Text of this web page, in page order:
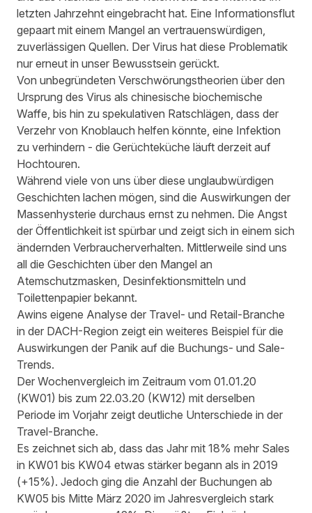
letzten Jahrzehnt eingebracht hat. Eine Informationsflut
gepaart mit einem Mangel an vertrauenswürdigen,
zuverlässigen Quellen. Der Virus hat diese Problematik
nur erneut in unser Bewusstsein gerückt.
Von unbegründeten Verschwörungstheorien über den
Ursprung des Virus als chinesische biochemische
Waffe, bis hin zu spekulativen Ratschlägen, dass der
Verzehr von Knoblauch helfen könnte, eine Infektion
zu verhindern - die Gerüchteküche läuft derzeit auf
Hochtouren.
Während viele von uns über diese unglaubwürdigen
Geschichten lachen mögen, sind die Auswirkungen der
Massenhysterie durchaus ernst zu nehmen. Die Angst
der Öffentlichkeit ist spürbar und zeigt sich in einem sich
ändernden Verbraucherverhalten. Mittlerweile sind uns
all die Geschichten über den Mangel an
Atemschutzmasken, Desinfektionsmitteln und
Toilettenpapier bekannt.
Awins eigene Analyse der Travel- und Retail-Branche
in der DACH-Region zeigt ein weiteres Beispiel für die
Auswirkungen der Panik auf die Buchungs- und Sale-
Trends.
Der Wochenvergleich im Zeitraum vom 01.01.20
(KW01) bis zum 22.03.20 (KW12) mit derselben
Periode im Vorjahr zeigt deutliche Unterschiede in der
Travel-Branche.
Es zeichnet sich ab, dass das Jahr mit 18% mehr Sales
in KW01 bis KW04 etwas stärker begann als in 2019
(+15%). Jedoch ging die Anzahl der Buchungen ab
KW05 bis Mitte März 2020 im Jahresvergleich stark